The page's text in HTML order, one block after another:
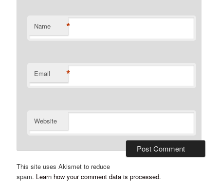
Name *
Email *
Website
This site uses Akismet to reduce
spam. Learn how your comment data is processed.